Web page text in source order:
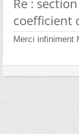
coefficient
Merci infiniment